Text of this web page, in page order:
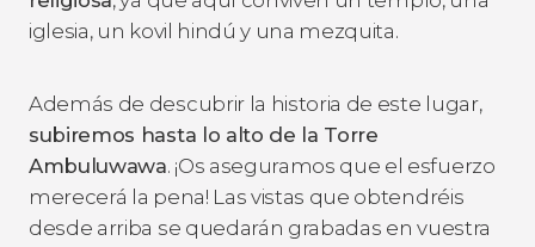
iglesia, un kovil hindú y una mezquita.
Además de descubrir la historia de este lugar,
subiremos hasta lo alto de la Torre
Ambuluwawa. ¡Os aseguramos que el esfuerzo
merecerá la pena! Las vistas que obtendréis
desde arriba se quedarán grabadas en vuestra